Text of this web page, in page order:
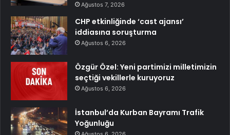
Ağustos 7, 2026
CHP etkinliğinde ‘cast ajansı’
iddiasına soruşturma
Ağustos 6, 2026
Özgür Özel: Yeni partimizi milletimizin
seçtiği vekillerle kuruyoruz
Ağustos 6, 2026
İstanbul’da Kurban Bayramı Trafik
Yoğunluğu